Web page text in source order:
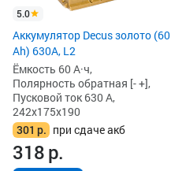
5.0
Аккумулятор Decus золото (60
Ah) 630A, L2
Ёмкость 60 А·ч,
Полярность обратная [- +],
Пусковой ток 630 А,
242x175x190
301 р. при сдаче акб
318р.